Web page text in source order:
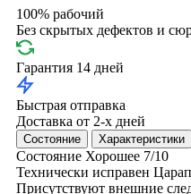
100% рабочий
Без скрытых дефектов и
Гарантия 14 дней
Быстрая отправка
Доставка от 2-х дней
Состояние Характеристики
Состояние Хорошее 7/10
Технически исправен
Присутствуют внешние